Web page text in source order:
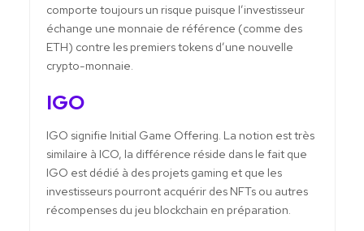
comporte toujours un risque puisque l’investisseur
échange une monnaie de référence (comme des
ETH) contre les premiers tokens d’une nouvelle
crypto-monnaie.
IGO
IGO signifie Initial Game Offering. La notion est très
similaire à ICO, la différence réside dans le fait que
IGO est dédié à des projets gaming et que les
investisseurs pourront acquérir des NFTs ou autres
récompenses du jeu blockchain en préparation.